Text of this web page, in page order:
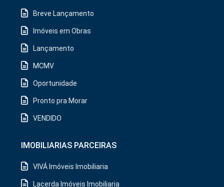
Breve Lançamento
Imóveis em Obras
Lançamento
MCMV
Oportunidade
Pronto pra Morar
VENDIDO
IMOBILIARIAS PARCEIRAS
VIVÁ Imóveis Imobiliaria
Lacerda Imóveis Imobiliaria